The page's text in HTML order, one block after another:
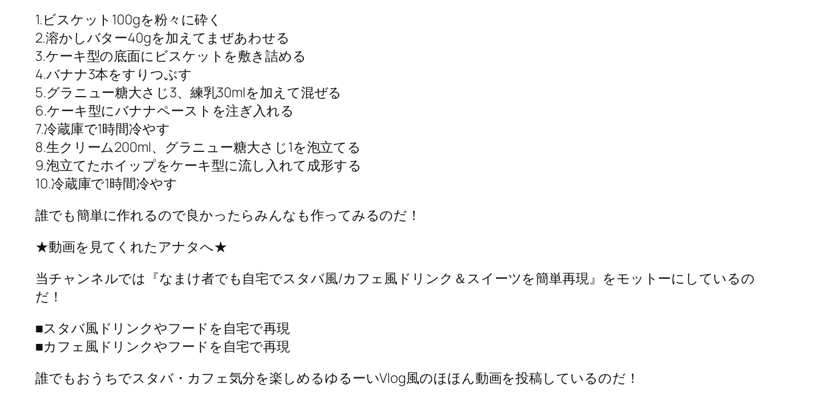
1.ビスケット100gを粉々に砕く
2.溶かしバター40gを加えてまぜあわせる
3.ケーキ型の底面にビスケットを敷き詰める
4.バナナ3本をすりつぶす
5.グラニュー糖大さじ3、練乳30mlを加えて混ぜる
6.ケーキ型にバナナペーストを注ぎ入れる
7.冷蔵庫で1時間冷やす
8.生クリーム200ml、グラニュー糖大さじ1を泡立てる
9.泡立てたホイップをケーキ型に流し入れて成形する
10.冷蔵庫で1時間冷やす
誰でも簡単に作れるので良かったらみんなも作ってみるのだ！
★動画を見てくれたアナタへ★
当チャンネルでは『なまけ者でも自宅でスタバ風/カフェ風ドリンク＆スイーツを簡単再現』をモットーにしているの
だ！
■スタバ風ドリンクやフードを自宅で再現
■カフェ風ドリンクやフードを自宅で再現
誰でもおうちでスタバ・カフェ気分を楽しめるゆるーいVlog風のほほん動画を投稿しているのだ！